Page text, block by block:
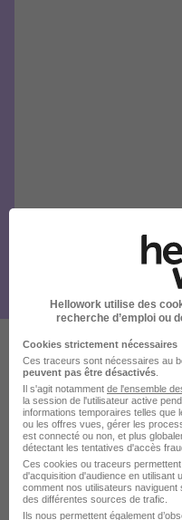
Ces offres
vous intéresser
Hellowork utilise des
recherche d’emploi ou
Cookies strictement nécessaires
Ces traceurs sont nécessaires au
peuvent pas être désactivés
Il s'agit notamment de l'ensemble
la session de l'utilisateur active
informations temporaires telles que
ou les offres vues, gérer les
est connecté ou non, et plus
détectant les tentatives d'accès
Ces cookies ou traceurs
d'acquisition d'audience en utilisant
comment nos utilisateurs
des différentes sources de trafic.
Ils nous permettent également